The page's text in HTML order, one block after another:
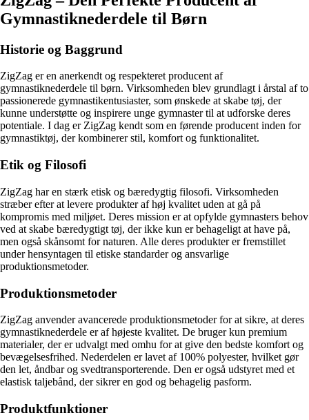
Gymnastiknederdele til Børn
Historie og Baggrund
ZigZag er en anerkendt og respekteret producent af
gymnastiknederdele til børn. Virksomheden blev grundlagt i årstal af to
passionerede gymnastikentusiaster, som ønskede at skabe tøj, der
kunne understøtte og inspirere unge gymnaster til at udforske deres
potentiale. I dag er ZigZag kendt som en førende producent inden for
gymnastiktøj, der kombinerer stil, komfort og funktionalitet.
Etik og Filosofi
ZigZag har en stærk etisk og bæredygtig filosofi. Virksomheden
stræber efter at levere produkter af høj kvalitet uden at gå på
kompromis med miljøet. Deres mission er at opfylde gymnasters behov
ved at skabe bæredygtigt tøj, der ikke kun er behageligt at have på,
men også skånsomt for naturen. Alle deres produkter er fremstillet
under hensyntagen til etiske standarder og ansvarlige
produktionsmetoder.
Produktionsmetoder
ZigZag anvender avancerede produktionsmetoder for at sikre, at deres
gymnastiknederdele er af højeste kvalitet. De bruger kun premium
materialer, der er udvalgt med omhu for at give den bedste komfort og
bevægelsesfrihed. Nederdelen er lavet af 100% polyester, hvilket gør
den let, åndbar og svedtransporterende. Den er også udstyret med et
elastisk taljebånd, der sikrer en god og behagelig pasform.
Produktfunktioner